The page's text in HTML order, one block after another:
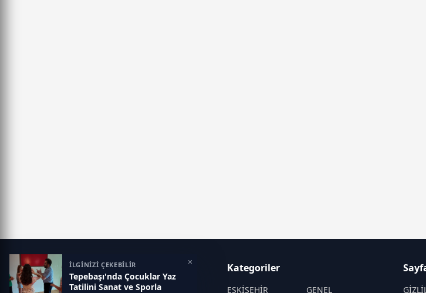
İLGİNİZİ ÇEKEBİLİR
Tepebaşı'nda Çocuklar Yaz
Tatilini Sanat ve Sporla
×
Eskisehir İlk Haber
Objektif haberin adresi...
Kategoriler
ESKİŞEHİR GENEL